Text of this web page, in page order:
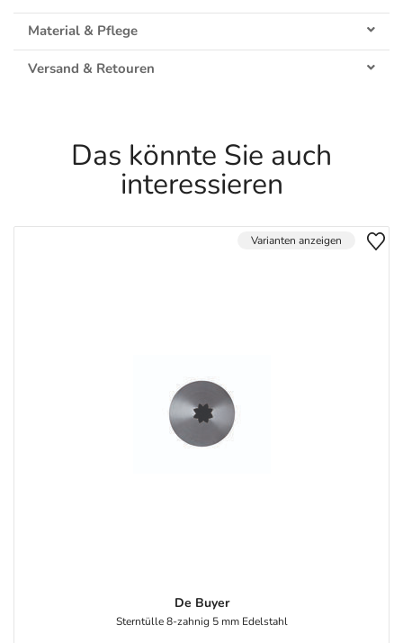
Material & Pflege
Versand & Retouren
Das könnte Sie auch
interessieren
Varianten anzeigen
De Buyer
Sterntülle 8-zahnig 5 mm Edelstahl